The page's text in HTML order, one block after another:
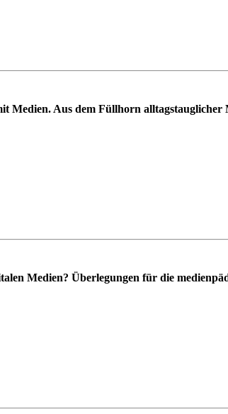
Medien. Aus dem Füllhorn alltagstauglicher
Medien? Überlegungen für die